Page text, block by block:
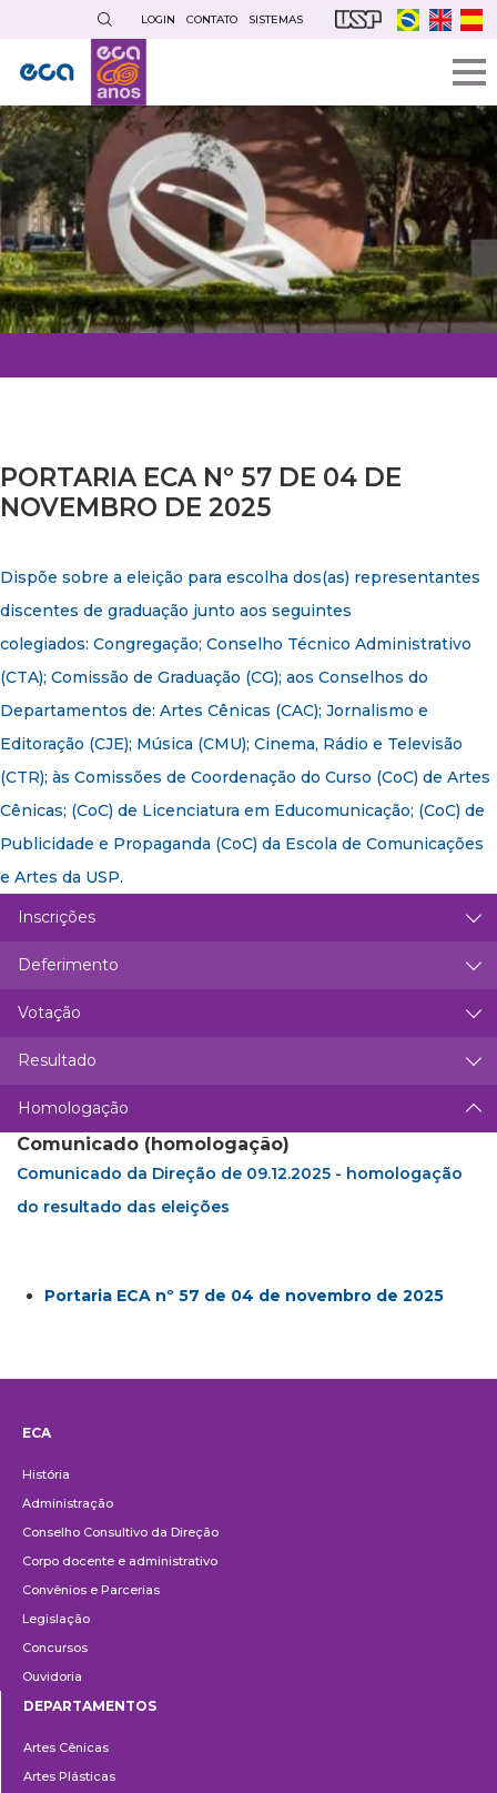
conteúdo
principal
LOGIN CONTATO SISTEMAS
PORTARIA ECA Nº 57 DE 04 DE
NOVEMBRO DE 2025
Dispõe sobre a eleição para escolha dos(as) representantes
discentes de graduação junto aos seguintes
colegiados: Congregação; Conselho Técnico Administrativo
(CTA); Comissão de Graduação (CG); aos Conselhos do
Departamentos de: Artes Cênicas (CAC); Jornalismo e
Editoração (CJE); Música (CMU); Cinema, Rádio e Televisão
(CTR); às Comissões de Coordenação do Curso (CoC) de Artes
Cênicas; (CoC) de Licenciatura em Educomunicação; (CoC) de
Publicidade e Propaganda (CoC) da Escola de Comunicações
e Artes da USP.
Inscrições
Deferimento
Votação
Resultado
Homologação
Comunicado (homologação)
Comunicado da Direção de 09.12.2025 - homologação
do resultado das eleições
Portaria ECA nº 57 de 04 de novembro de 2025
ECA
História
Administração
Conselho Consultivo da Direção
Corpo docente e administrativo
Convênios e Parcerias
Legislação
Concursos
Ouvidoria
DEPARTAMENTOS
Artes Cênicas
Artes Plásticas